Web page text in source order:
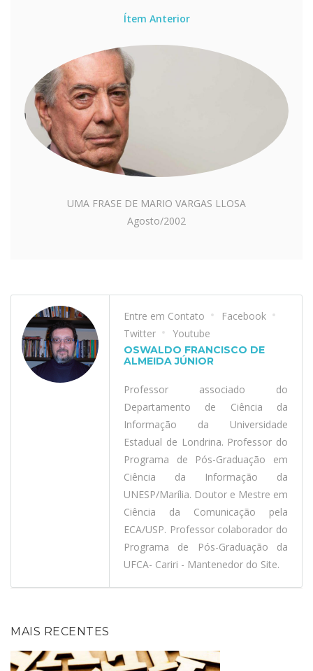
Ítem Anterior
UMA FRASE DE MARIO VARGAS LLOSA
Agosto/2002
Entre em Contato
Facebook
Twitter
Youtube
OSWALDO FRANCISCO DE
ALMEIDA JÚNIOR
Professor associado do
Departamento de Ciência da
Informação da Universidade
Estadual de Londrina. Professor do
Programa de Pós-Graduação em
Ciência da Informação da
UNESP/Marília. Doutor e Mestre em
Ciência da Comunicação pela
ECA/USP. Professor colaborador do
Programa de Pós-Graduação da
UFCA- Cariri - Mantenedor do Site.
MAIS RECENTES